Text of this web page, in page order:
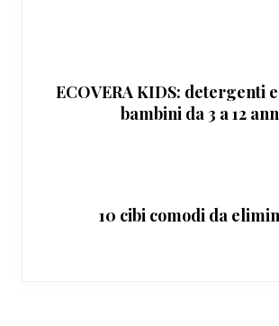
ECOVERA KIDS: detergenti
bambini da 3 a 12
10 cibi comodi da